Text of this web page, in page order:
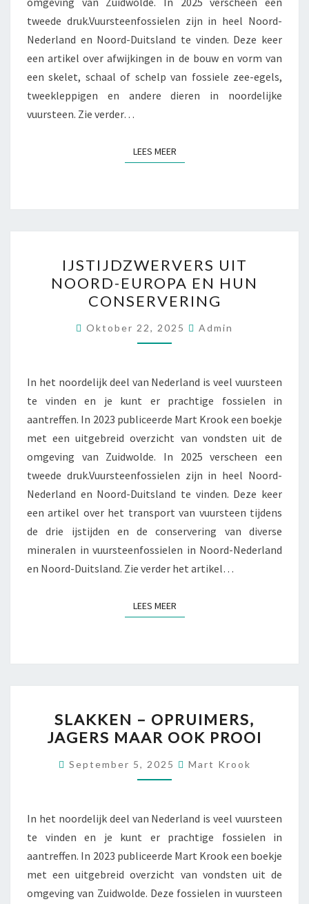
tweede druk.Vuursteenfossielen zijn in heel Noord-
Nederland en Noord-Duitsland te vinden. Deze keer
een artikel over afwijkingen in de bouw en vorm van
een skelet, schaal of schelp van fossiele zee-egels,
tweekleppigen en andere dieren in noordelijke
vuursteen. Zie verder…
LEES MEERLEES MEER
UIT
NOORD-
EUROPA
EN
HUN
IJSTIJDZWERVERS UIT
NOORD-EUROPA EN HUN
CONSERVERING
Oktober 22, 2025 Admin
In het noordelijk deel van Nederland is veel vuursteen
te vinden en je kunt er prachtige fossielen in
aantreffen. In 2023 publiceerde Mart Krook een boekje
met een uitgebreid overzicht van vondsten uit de
omgeving van Zuidwolde. In 2025 verscheen een
tweede druk.Vuursteenfossielen zijn in heel Noord-
Nederland en Noord-Duitsland te vinden. Deze keer
een artikel over het transport van vuursteen tijdens
de drie ijstijden en de conservering van diverse
mineralen in vuursteenfossielen in Noord-Nederland
en Noord-Duitsland. Zie verder het artikel…
LEES MEERLEES MEER
–
OPRUIMERS,
JAGERS
MAAR
PROOI
SLAKKEN – OPRUIMERS,
JAGERS MAAR OOK PROOI
September 5, 2025 Mart Krook
In het noordelijk deel van Nederland is veel vuursteen
te vinden en je kunt er prachtige fossielen in
aantreffen. In 2023 publiceerde Mart Krook een boekje
met een uitgebreid overzicht van vondsten uit de
omgeving van Zuidwolde. Deze fossielen in vuursteen